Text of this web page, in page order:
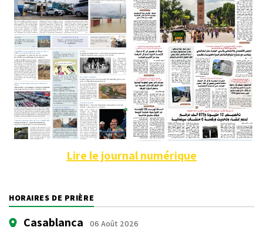
Lire le journal numérique
HORAIRES DE PRIÈRE
Casablanca 06 Août 2026